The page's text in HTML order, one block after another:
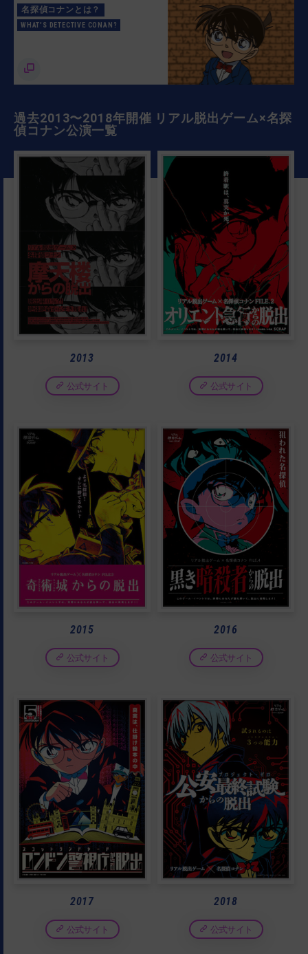
名探偵コナンとは？
WHAT'S DETECTIVE CONAN?
過去2013〜2018年開催 リアル脱出ゲーム×名探
偵コナン公演一覧
2013
公式サイト
2014
公式サイト
2015
公式サイト
2016
公式サイト
2017
公式サイト
2018
公式サイト